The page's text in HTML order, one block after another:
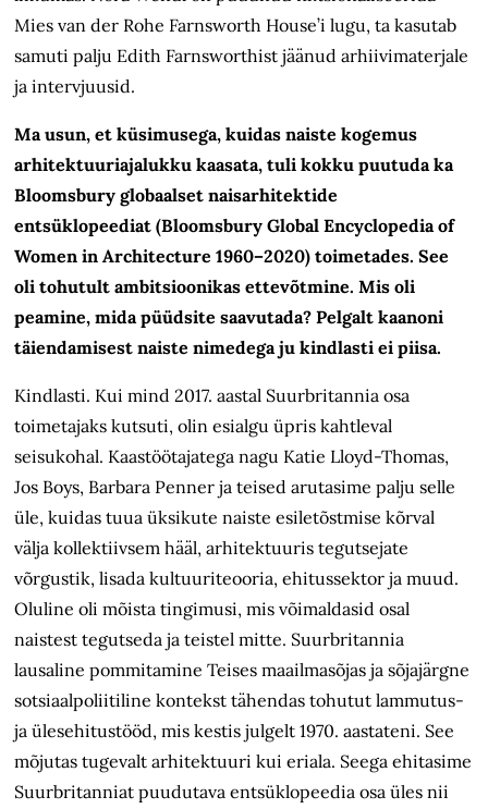
Mies van der Rohe Farnsworth House’i lugu, ta kasutab
samuti palju Edith Farnsworthist jäänud arhiivimaterjale
ja intervjuusid.
Ma usun, et küsimusega, kuidas naiste kogemus
arhitektuuriajalukku kaasata, tuli kokku puutuda ka
Bloomsbury globaalset nais­arhitektide
entsüklopeediat (Blooms­bury Global Encyclopedia of
Women in Architecture 1960–2020) toimetades. See
oli tohutult ambitsioonikas ettevõtmine. Mis oli
peamine, mida püüdsite saavutada? Pelgalt kaanoni
täiendamisest naiste nimedega ju kindlasti ei piisa.
Kindlasti. Kui mind 2017. aastal Suur­britannia osa
toimetajaks kutsuti, olin esialgu üpris kahtleval
seisukohal. Kaastöötajatega nagu Katie Lloyd-Thomas,
Jos Boys, Barbara Penner ja teised arutasime palju selle
üle, kuidas tuua üksikute naiste esiletõstmise kõrval
välja kollektiivsem hääl, arhitektuuris tegutsejate
võrgustik, lisada kultuuriteooria, ehitussektor ja muud.
Oluline oli mõista tingimusi, mis võimaldasid osal
naistest tegutseda ja teistel mitte. Suurbritannia
lausaline pommitamine Teises maa­ilmasõjas ja sõjajärgne
sotsiaalpoliitiline kontekst tähendas tohutut lammutus-
ja ülesehitustööd, mis kestis julgelt 1970. aastateni. See
mõjutas tugevalt arhitektuuri kui eriala. Seega ehitasime
Suurbritanniat puudutava entsüklopeedia osa üles nii